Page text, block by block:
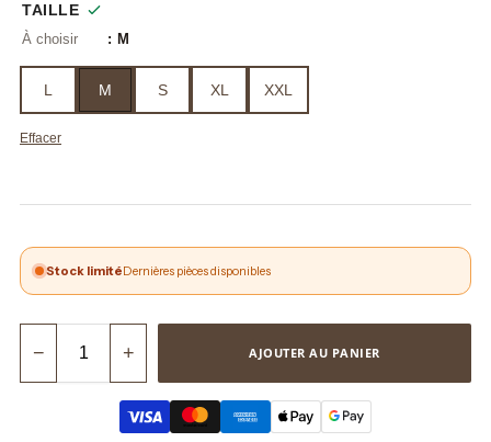
TAILLE
: M
L M S XL XXL
Effacer
Stock limitéDernières pièces disponibles
− + AJOUTER AU PANIER